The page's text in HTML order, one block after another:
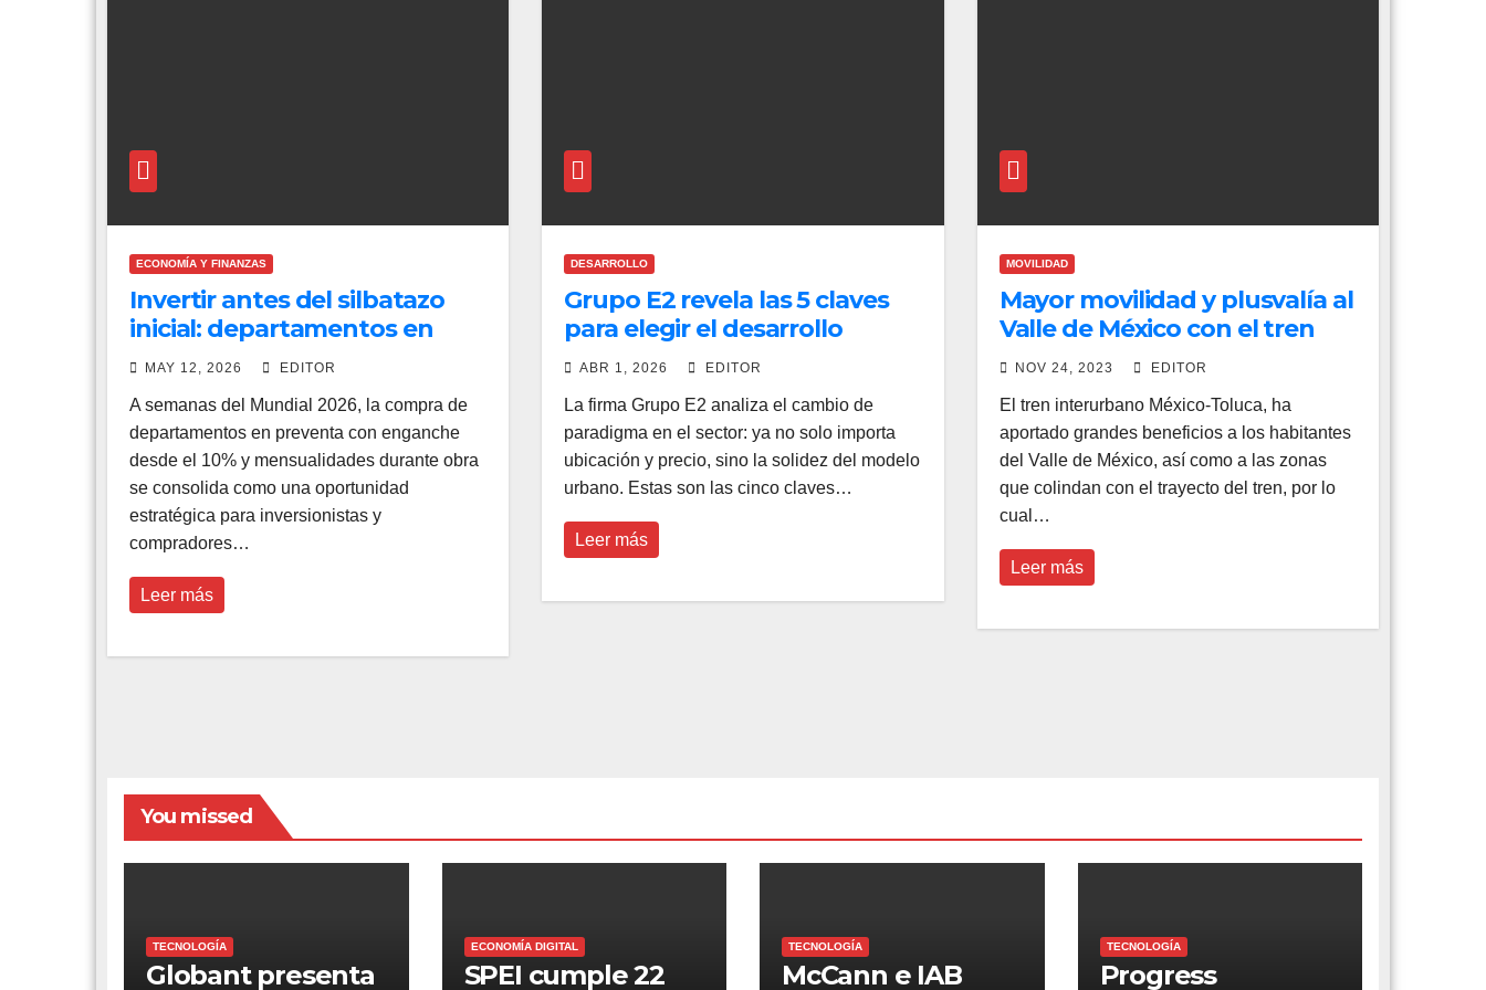
ECONOMÍA Y FINANZAS
Invertir antes del silbatazo
inicial: departamentos en
preventa ganan atractivo
MAY 12, 2026 EDITOR
A semanas del Mundial 2026, la compra de
departamentos en preventa con enganche
desde el 10% y mensualidades durante obra
se consolida como una oportunidad
estratégica para inversionistas y
compradores…
Leer más
DESARROLLO
Grupo E2 revela las 5 claves
para elegir el desarrollo
inmobiliario ideal en América
ABR 1, 2026 EDITOR
La firma Grupo E2 analiza el cambio de
paradigma en el sector: ya no solo importa
ubicación y precio, sino la solidez del modelo
urbano. Estas son las cinco claves…
Leer más
MOVILIDAD
Mayor movilidad y plusvalía al
Valle de México con el tren
interurbano México-Toluca
NOV 24, 2023 EDITOR
El tren interurbano México-Toluca, ha
aportado grandes beneficios a los habitantes
del Valle de México, así como a las zonas
que colindan con el trayecto del tren, por lo
cual…
Leer más
You missed
TECNOLOGÍA
Globant presenta
ECONOMÍA DIGITAL
SPEI cumple 22
TECNOLOGÍA
McCann e IAB
TECNOLOGÍA
Progress